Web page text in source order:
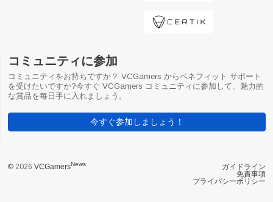
コミュニティに参加
コミュニティをお持ちですか？ VCGamers からベネフィット サポート
を受けたいですか?今すぐ VCGamers コミュニティに参加して、魅力的
な賞品を毎日手に入れましょう。
今すぐ参加しましょう！
© 2026 VCGamersNews
ガイドライン
免責事項
プライバシーポリシー